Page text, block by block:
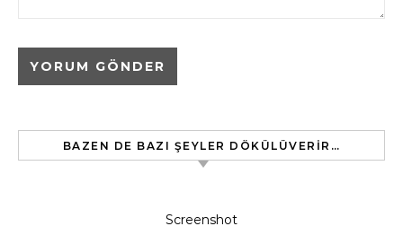
BAZEN DE BAZI ŞEYLER DÖKÜLÜVERIR…
Screenshot